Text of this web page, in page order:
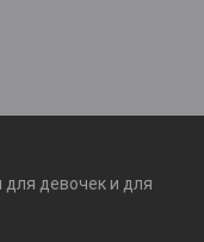
для девочек и для